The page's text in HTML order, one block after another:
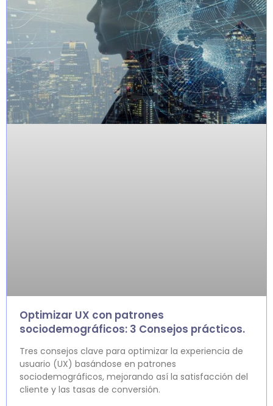
Optimizar UX con patrones
sociodemográficos: 3 Consejos prácticos.
Tres consejos clave para optimizar la experiencia de
usuario (UX) basándose en patrones
sociodemográficos, mejorando así la satisfacción del
cliente y las tasas de conversión.